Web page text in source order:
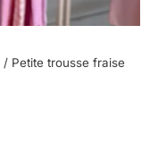
/ Petite trousse fraise